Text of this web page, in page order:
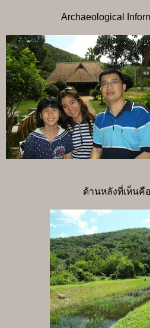
Archaeological
ด้านหลังที่เห็นคื